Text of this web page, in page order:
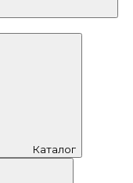
Каталог